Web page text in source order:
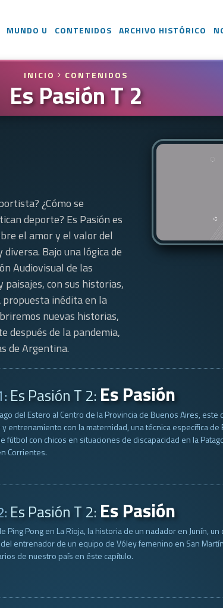
MUNDO U CONTENIDOS ARCHIVO HISTÓRICO
INICIO
CONTENIDOS
Es Pasión T 2
¿Cómo se
deporte? Es Pasión es
el amor y el valor del
Bajo una lógica de
Audiovisual de las
con sus historias,
propuesta inédita en la
nuevas historias,
después de la pandemia,
de Argentina.
Es Pasión T 2: Es Pasión
del Estero al Centro de la Provincia de Buenos Aires,
entrenamiento con la maternidad, una técnica específica
fútbol con chicos en situaciones de discapacidad en la
Corrientes.
Es Pasión T 2: Es Pasión
Ping Pong en La Rioja, la historia de un nadador en Junín,
entrenador de un equipo de Vóley femenino en San
de nuestro país en éste capítulo.